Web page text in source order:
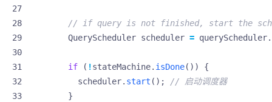
// if query is not finished, start the
QueryScheduler scheduler = queryScheduler.
if ( !stateMachine. isDone())
{
scheduler. start ();
// 启动调度器
}